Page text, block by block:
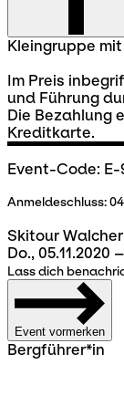
Kleingruppe
Im Preis
und Führung
Die Bezahlung
Kreditkarte.
Event-Code:
Anmeldeschluss:
Skitour
Do., 05.11.2020
Lass dich
Event vormerken
Bergführer*in